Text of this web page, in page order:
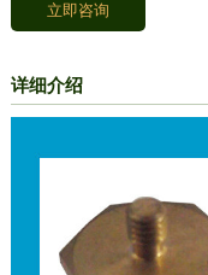
立即咨询
详细介绍